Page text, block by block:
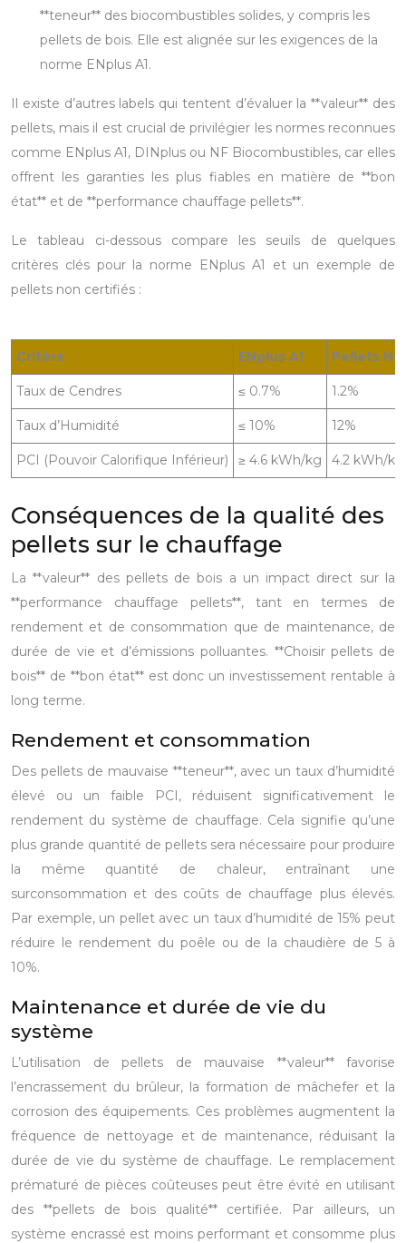
**teneur** des biocombustibles solides, y compris les
pellets de bois. Elle est alignée sur les exigences de la
norme ENplus A1.
Il existe d’autres labels qui tentent d’évaluer la **valeur** des
pellets, mais il est crucial de privilégier les normes reconnues
comme ENplus A1, DINplus ou NF Biocombustibles, car elles
offrent les garanties les plus fiables en matière de **bon
état** et de **performance chauffage pellets**.
Le tableau ci-dessous compare les seuils de quelques
critères clés pour la norme ENplus A1 et un exemple de
pellets non certifiés :
Critère ENplus A1 Pellets
Taux de Cendres ≤ 0.7% 1.2%
Taux d’Humidité ≤ 10% 12%
PCI (Pouvoir Calorifique Inférieur) ≥ 4.6 kWh/kg 4.2 kWh/kg
Conséquences de la qualité des
pellets sur le chauffage
La **valeur** des pellets de bois a un impact direct sur la
**performance chauffage pellets**, tant en termes de
rendement et de consommation que de maintenance, de
durée de vie et d’émissions polluantes. **Choisir pellets de
bois** de **bon état** est donc un investissement rentable à
long terme.
Rendement et consommation
Des pellets de mauvaise **teneur**, avec un taux d’humidité
élevé ou un faible PCI, réduisent significativement le
rendement du système de chauffage. Cela signifie qu’une
plus grande quantité de pellets sera nécessaire pour produire
la même quantité de chaleur, entraînant une
surconsommation et des coûts de chauffage plus élevés.
Par exemple, un pellet avec un taux d’humidité de 15% peut
réduire le rendement du poêle ou de la chaudière de 5 à
10%.
Maintenance et durée de vie du
système
L’utilisation de pellets de mauvaise **valeur** favorise
l’encrassement du brûleur, la formation de mâchefer et la
corrosion des équipements. Ces problèmes augmentent la
fréquence de nettoyage et de maintenance, réduisant la
durée de vie du système de chauffage. Le remplacement
prématuré de pièces coûteuses peut être évité en utilisant
des **pellets de bois qualité** certifiée. Par ailleurs, un
système encrassé est moins performant et consomme plus